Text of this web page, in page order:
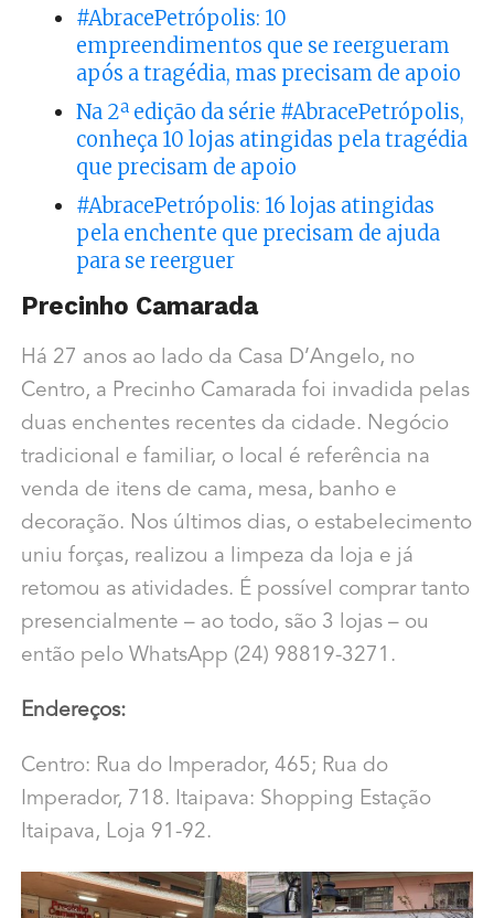
#AbracePetrópolis: 10
empreendimentos que se reergueram
após a tragédia, mas precisam de apoio
Na 2ª edição da série #AbracePetrópolis,
conheça 10 lojas atingidas pela tragédia
que precisam de apoio
#AbracePetrópolis: 16 lojas atingidas
pela enchente que precisam de ajuda
para se reerguer
Precinho Camarada
Há 27 anos ao lado da Casa D’Angelo, no
Centro, a Precinho Camarada foi invadida pelas
duas enchentes recentes da cidade. Negócio
tradicional e familiar, o local é referência na
venda de itens de cama, mesa, banho e
decoração. Nos últimos dias, o estabelecimento
uniu forças, realizou a limpeza da loja e já
retomou as atividades. É possível comprar tanto
presencialmente – ao todo, são 3 lojas – ou
então pelo WhatsApp (24) 98819-3271.
Endereços:
Centro: Rua do Imperador, 465; Rua do
Imperador, 718. Itaipava: Shopping Estação
Itaipava, Loja 91-92.